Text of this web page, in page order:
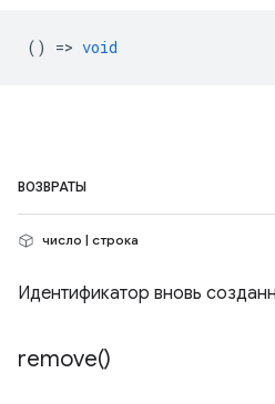
() => void
ВОЗВРАТЫ
число | строка
Идентификатор вновь
remove()